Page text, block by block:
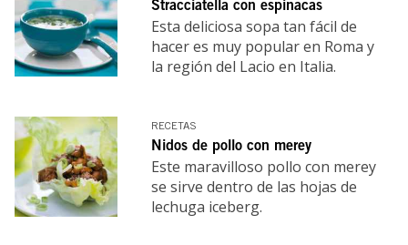
Stracciatella con espinacas
Esta deliciosa sopa tan fácil de
hacer es muy popular en Roma y
la región del Lacio en Italia.
RECETAS
Nidos de pollo con merey
Este maravilloso pollo con merey
se sirve dentro de las hojas de
lechuga iceberg.